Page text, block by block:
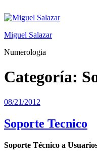
al
Miguel Salazar
Numerologia
Categoría:
Publicado
08/21/2012
Soporte Tecnico
Soporte Técnico a